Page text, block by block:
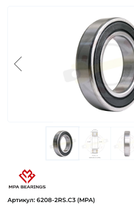
Артикул: 6208-2RS.C3 (MPA)